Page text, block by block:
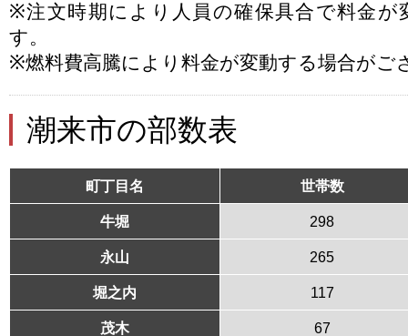
※注文時期により人員の確保具合で料金が
す。
※燃料費高騰により料金が変動する場合がご
潮来市の部数表
町丁目名 世帯数
牛堀 298
永山 265
堀之内 117
茂木 67